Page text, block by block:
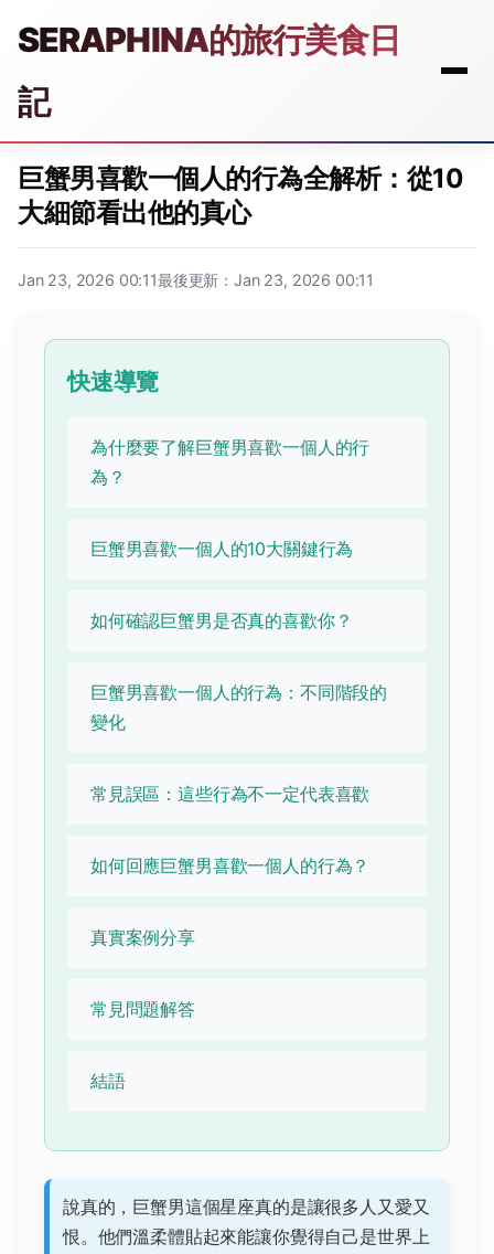
SERAPHINA的旅行美食日
記
巨蟹男喜歡一個人的行為全解析：從10
大細節看出他的真心
Jan 23, 2026 00:11最後更新：Jan 23, 2026 00:11
快速導覽
為什麼要了解巨蟹男喜歡一個人的行
為？
巨蟹男喜歡一個人的10大關鍵行為
如何確認巨蟹男是否真的喜歡你？
巨蟹男喜歡一個人的行為：不同階段的
變化
常見誤區：這些行為不一定代表喜歡
如何回應巨蟹男喜歡一個人的行為？
真實案例分享
常見問題解答
結語
說真的，巨蟹男這個星座真的是讓很多人又愛又
恨。他們溫柔體貼起來能讓你覺得自己是世界上